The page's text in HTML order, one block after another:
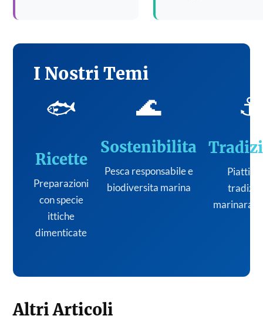
I Nostri Temi
🐟
Ricette
Preparazioni
con specie
ittiche
dimenticate
🌊
Sostenibilita
Pesca responsabile e
biodiversita marina
⚓
Piatti
marinara
Altri Articoli